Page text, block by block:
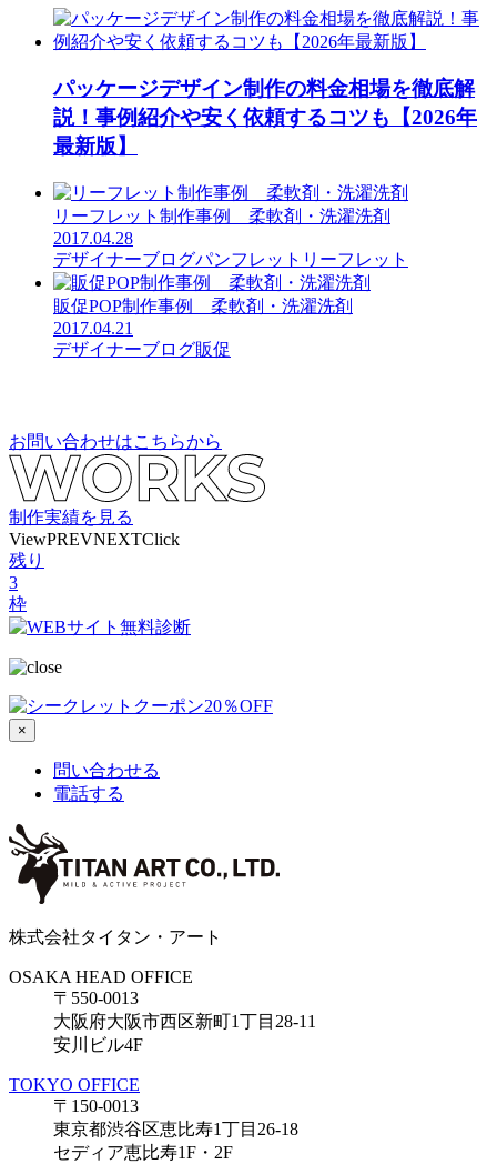
パッケージデザイン制作の料金相場を徹底解
説！事例紹介や安く依頼するコツも【2026年
最新版】
リーフレット制作事例 柔軟剤・洗濯洗剤
2017.04.28
デザイナーブログパンフレット リーフレット
販促POP制作事例 柔軟剤・洗濯洗剤
2017.04.21
デザイナーブログ販促
お問い合わせはこちらから
制作実績を見る
ViewPREVNEXTClick
残り
3
枠
×
問い合わせる
電話する
株式会社タイタン・アート
OSAKA HEAD OFFICE
〒550-0013
大阪府大阪市西区新町1丁目28-11
安川ビル4F
TOKYO OFFICE
〒150-0013
東京都渋谷区恵比寿1丁目26-18
セディア恵比寿1F・2F